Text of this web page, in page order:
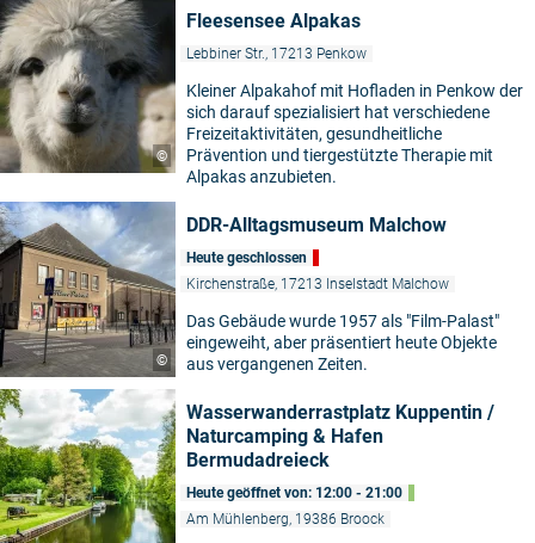
©
Fleesensee Alpakas
Lebbiner Str., 17213 Penkow
Kleiner Alpakahof mit Hofladen in Penkow der
sich darauf spezialisiert hat verschiedene
Freizeitaktivitäten, gesundheitliche
Prävention und tiergestützte Therapie mit
Alpakas anzubieten.
©
DDR-Alltagsmuseum Malchow
Heute geschlossen
Kirchenstraße, 17213 Inselstadt Malchow
Das Gebäude wurde 1957 als "Film-Palast"
eingeweiht, aber präsentiert heute Objekte
aus vergangenen Zeiten.
Wasserwanderrastplatz Kuppentin /
Naturcamping & Hafen
Bermudadreieck
Heute geöffnet von: 12:00 - 21:00
Am Mühlenberg, 19386 Broock